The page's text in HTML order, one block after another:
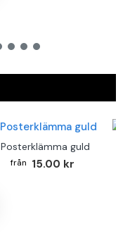
Posterklämma guld
15.00 kr